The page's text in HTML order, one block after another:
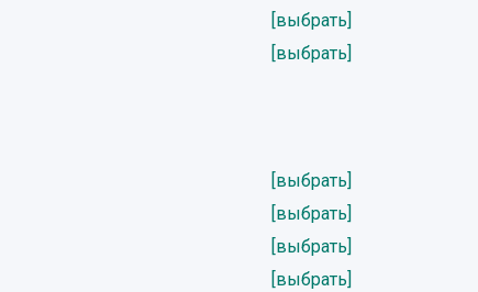
[выбрать]
[выбрать]
[выбрать]
[выбрать]
[выбрать]
[выбрать]